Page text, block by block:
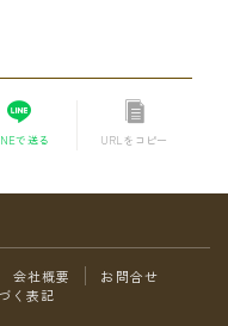
で送る URLをコピー
会社概要
お問合せ
く表記